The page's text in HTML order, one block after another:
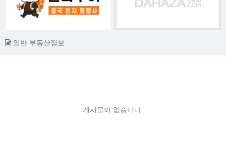
일반 부동산정보
게시물이 없습니다.